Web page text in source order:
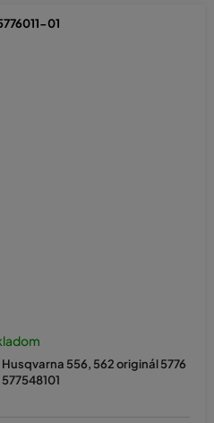
556, 562 originál 5776
577548101
01